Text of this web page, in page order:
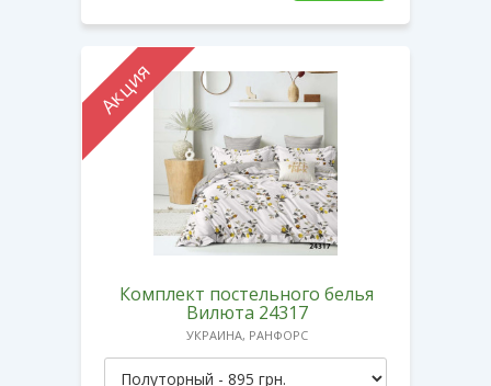
Акция
Комплект постельного белья
Вилюта 24317
УКРАИНА, РАНФОРС